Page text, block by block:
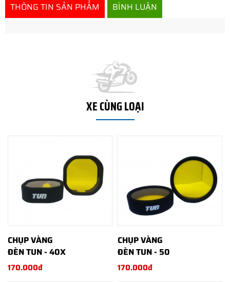
THÔNG TIN SẢN PHẨM BÌNH LUẬN
XE CÙNG LOẠI
CHỤP VÀNG
ĐÈN TUN - 40X
170.000đ
CHỤP VÀNG
ĐÈN TUN - 50
170.000đ